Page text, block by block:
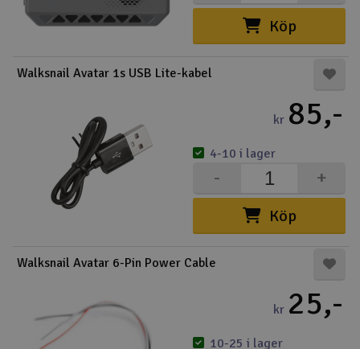
Köp
Walksnail Avatar 1s USB Lite-kabel
kr 85,-
Köp
+
-
4-10 i lager
Walksnail Avatar 6-Pin Power Cable
kr 25,-
10-25 i lager